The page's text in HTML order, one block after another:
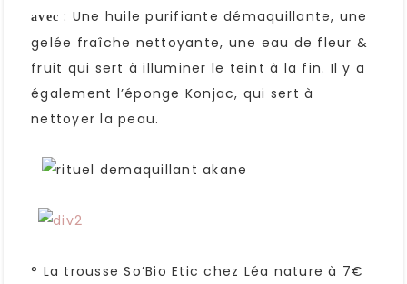
avec : Une huile purifiante démaquillante, une
gelée fraîche nettoyante, une eau de fleur &
fruit qui sert à illuminer le teint à la fin. Il y a
également l’éponge Konjac, qui sert à
nettoyer la peau.
° La trousse So’Bio Etic chez Léa nature à 7€